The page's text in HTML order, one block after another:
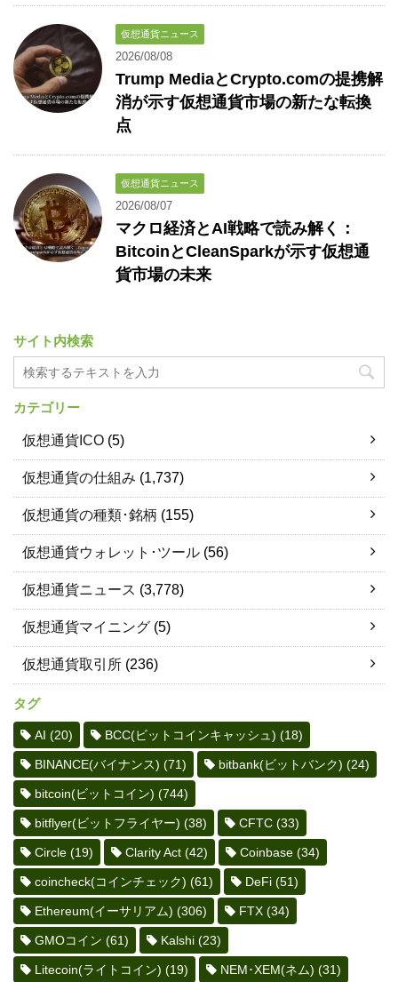
仮想通貨ニュース
2026/08/08
Trump MediaとCrypto.comの提携解
消が示す仮想通貨市場の新たな転換
点
仮想通貨ニュース
2026/08/07
マクロ経済とAI戦略で読み解く：
BitcoinとCleanSparkが示す仮想通
貨市場の未来
サイト内検索
カテゴリー
仮想通貨ICO (5)
仮想通貨の仕組み (1,737)
仮想通貨の種類･銘柄 (155)
仮想通貨ウォレット･ツール (56)
仮想通貨ニュース (3,778)
仮想通貨マイニング (5)
仮想通貨取引所 (236)
タグ
AI (20) BCC(ビットコインキャッシュ) (18)
BINANCE(バイナンス) (71) bitbank(ビットバンク) (24)
bitcoin(ビットコイン) (744)
bitflyer(ビットフライヤー) (38) CFTC (33)
Circle (19) Clarity Act (42) Coinbase (34)
coincheck(コインチェック) (61) DeFi (51)
Ethereum(イーサリアム) (306) FTX (34)
GMOコイン (61) Kalshi (23)
Litecoin(ライトコイン) (19) NEM･XEM(ネム) (31)